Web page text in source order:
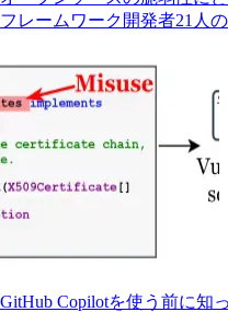
フレームワーク開発者21人
GitHub Copilotを使う前に知